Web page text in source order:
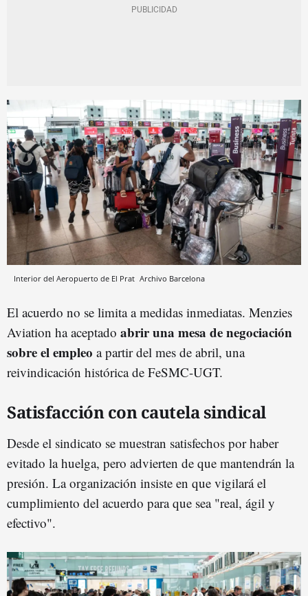
Interior del Aeropuerto de El Prat Archivo Barcelona
El acuerdo no se limita a medidas inmediatas. Menzies
Aviation ha aceptado abrir una mesa de negociación
sobre el empleo a partir del mes de abril, una
reivindicación histórica de FeSMC-UGT.
Satisfacción con cautela sindical
Desde el sindicato se muestran satisfechos por haber
evitado la huelga, pero advierten de que mantendrán la
presión. La organización insiste en que vigilará el
cumplimiento del acuerdo para que sea "real, ágil y
efectivo".